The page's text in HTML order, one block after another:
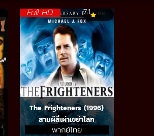
Full HD 7.1
The Frighteners (1996)
สามผีสี่เผ่าเขย่าโลก
พากย์ไทย